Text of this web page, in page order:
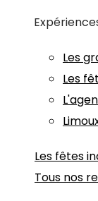
Les
Les
Les fêtes
Tous nos